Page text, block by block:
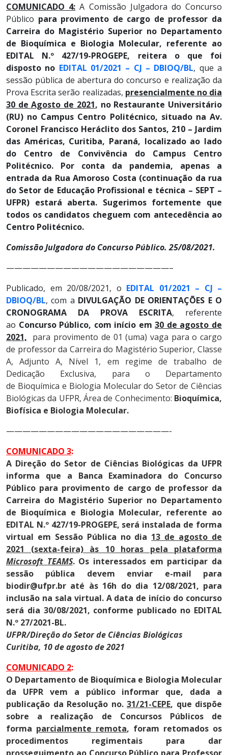
COMUNICADO 4: A Comissão Julgadora do Concurso
Público para provimento de cargo de professor da
Carreira do Magistério Superior no Departamento
de Bioquímica e Biologia Molecular, referente ao
EDITAL N.º 427/19-PROGEPE,
reitera o que foi
disposto no EDITAL 01/2021 – CJ – DBIOQ/BL, que a
sessão pública de abertura do concurso e realização da
Prova Escrita serão realizadas, presencialmente no dia
30 de Agosto de 2021, no Restaurante Universitário
(RU) no Campus Centro Politécnico, situado na Av.
Coronel Francisco Heráclito dos Santos, 210 – Jardim
das Américas, Curitiba, Paraná, localizado ao lado
do Centro de Convivência do Campus Centro
Politécnico. Por conta da pandemia, apenas a
entrada da Rua Amoroso Costa (continuação da rua
do Setor de Educação Profissional e técnica – SEPT –
UFPR) estará aberta. Sugerimos fortemente que
todos os candidatos cheguem com antecedência ao
Centro Politécnico.
Comissão Julgadora do Concurso Público.25/08/2021.
————————————————————–
Publicado, em 20/08/2021, o EDITAL 01/2021 – CJ –
DBIOQ/BL, com a DIVULGAÇÃO DE ORIENTAÇÕES E O
CRONOGRAMA DA PROVA ESCRITA, referente
ao Concurso Público, com início em30 de agosto de
2021, para provimento de 01 (uma) vaga para o cargo
de professor da Carreira do Magistério Superior, Classe
A, Adjunto A, Nível 1, em regime de trabalho de
Dedicação Exclusiva, para o Departamento
de Bioquímica e Biologia Molecular do Setor de Ciências
Biológicas da UFPR, Área de Conhecimento: Bioquímica,
Biofísica e Biologia Molecular.
————————————————————-
COMUNICADO 3:
A Direção do Setor de Ciências Biológicas da UFPR
informa que a Banca Examinadora do Concurso
Público para provimento de cargo de professor da
Carreira do Magistério Superior no Departamento
de Bioquímica e Biologia Molecular, referente ao
EDITAL N.º 427/19-PROGEPE, será instalada de forma
virtual em Sessão Pública no dia 13 de agosto de
2021 (sexta-feira) às 10 horas pela plataforma
Microsoft TEAMS. Os interessados em participar da
sessão pública devem enviar e-mail para
biodir@ufpr.br até às 16h do dia 12/08/2021, para
inclusão na sala virtual. A data de início do concurso
será dia 30/08/2021, conforme publicado no EDITAL
N.º 27/2021-BL.
UFPR/Direção do Setor de Ciências Biológicas
Curitiba, 10 de agosto de 2021
COMUNICADO 2:
O Departamento de Bioquímica e Biologia Molecular
da UFPR vem a público informar que, dada a
publicação da Resolução no. 31/21-CEPE, que dispõe
sobre a realização de Concursos Públicos de
forma parcialmente remota, foram retomados os
procedimentos regimentais para dar